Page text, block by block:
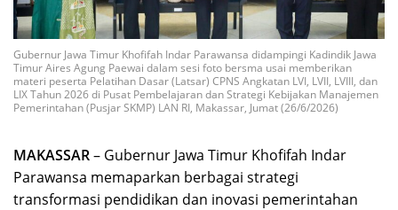
Gubernur Jawa Timur Khofifah Indar Parawansa didampingi Kadindik Jawa
Timur Aires Agung Paewai dalam sesi foto bersma usai memberikan
materi peserta Pelatihan Dasar (Latsar) CPNS Angkatan LVI, LVII, LVIII, dan
LIX Tahun 2026 di Pusat Pembelajaran dan Strategi Kebijakan Manajemen
Pemerintahan (Pusjar SKMP) LAN RI, Makassar, Jumat (26/6/2026)
MAKASSAR– Gubernur Jawa Timur Khofifah Indar
Parawansa memaparkan berbagai strategi
transformasi pendidikan dan inovasi pemerintahan